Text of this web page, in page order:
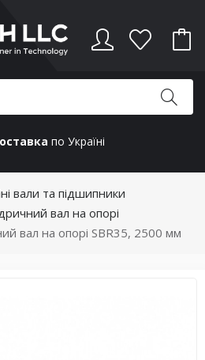
по Україні
вали та підшипники
вал на опорі
вал на опорі SBR35, 2500 мм